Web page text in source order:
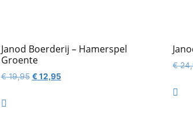
Janod Boerderij – Hamerspel
Groente
€19,95 Oorspronkelijke
€12,95Huidige

€
